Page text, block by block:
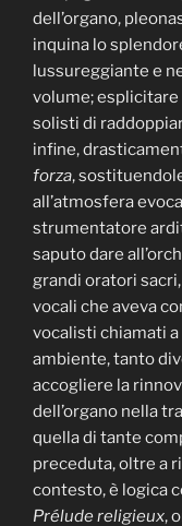
dell’organo,
inquina lo
lussureggiante e
volume; esplicitare
solisti di
infine,
forza,
all’atmosfera
strumentatore
saputo dare
grandi oratori
vocali che aveva
vocalisti chiamati
ambiente, tanto
accogliere la
dell’organo nella
quella di tante
preceduta, oltre a
contesto, è logica
Prélude religieux,